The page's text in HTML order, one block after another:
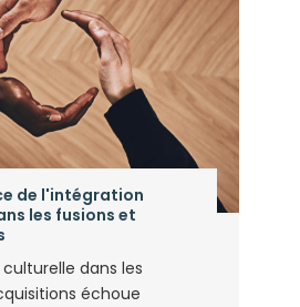
de l'intégration
les fusions et
dans les
échoue